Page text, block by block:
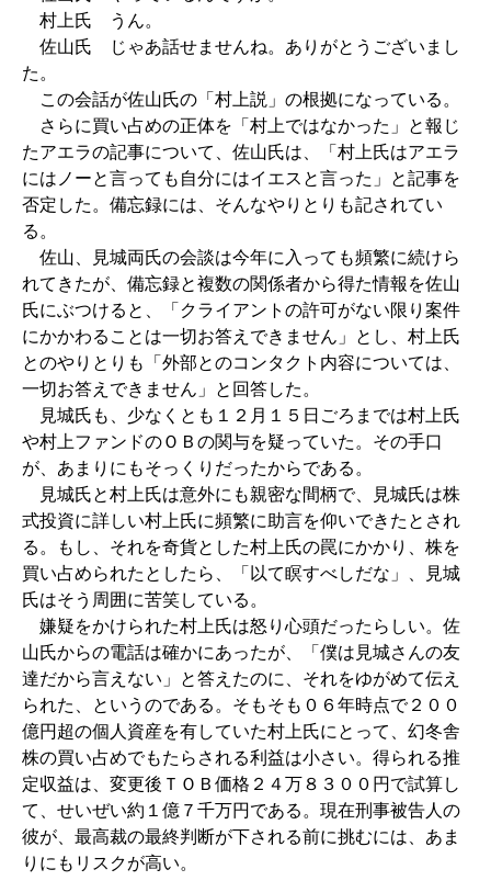
村上氏 うん。
佐山氏 じゃあ話せませんね。ありがとうございまし
た。
この会話が佐山氏の「村上説」の根拠になっている。
さらに買い占めの正体を「村上ではなかった」と報じ
たアエラの記事について、佐山氏は、「村上氏はアエラ
にはノーと言っても自分にはイエスと言った」と記事を
否定した。備忘録には、そんなやりとりも記されてい
る。
佐山、見城両氏の会談は今年に入っても頻繁に続けら
れてきたが、備忘録と複数の関係者から得た情報を佐山
氏にぶつけると、「クライアントの許可がない限り案件
にかかわることは一切お答えできません」とし、村上氏
とのやりとりも「外部とのコンタクト内容については、
一切お答えできません」と回答した。
見城氏も、少なくとも１２月１５日ごろまでは村上氏
や村上ファンドのＯＢの関与を疑っていた。その手口
が、あまりにもそっくりだったからである。
見城氏と村上氏は意外にも親密な間柄で、見城氏は株
式投資に詳しい村上氏に頻繁に助言を仰いできたとされ
る。もし、それを奇貨とした村上氏の罠にかかり、株を
買い占められたとしたら、「以て瞑すべしだな」、見城
氏はそう周囲に苦笑している。
嫌疑をかけられた村上氏は怒り心頭だったらしい。佐
山氏からの電話は確かにあったが、「僕は見城さんの友
達だから言えない」と答えたのに、それをゆがめて伝え
られた、というのである。そもそも０６年時点で２００
億円超の個人資産を有していた村上氏にとって、幻冬舎
株の買い占めでもたらされる利益は小さい。得られる推
定収益は、変更後ＴＯＢ価格２４万８３００円で試算し
て、せいぜい約１億７千万円である。現在刑事被告人の
彼が、最高裁の最終判断が下される前に挑むには、あま
りにもリスクが高い。